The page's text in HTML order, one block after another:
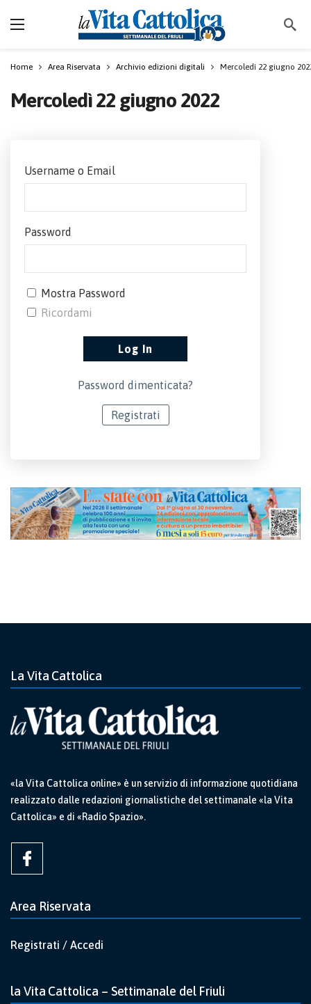
Home Area Riservata Archivio edizioni digitali Mercoledì 22 giugno
Mercoledì 22 giugno 2022
Username o Email
Password
Mostra Password
Ricordami
Password dimenticata?
Registrati
La Vita Cattolica
«la Vita Cattolica online» è un servizio di informazione quotidiana
realizzato dalle redazioni giornalistiche del settimanale «la Vita
Cattolica» e di «Radio Spazio».
Area Riservata
Registrati / Accedi
la Vita Cattolica – Settimanale del Friuli